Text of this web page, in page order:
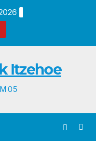
Itzehoe